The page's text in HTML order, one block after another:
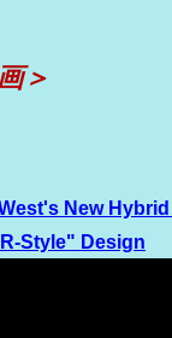
＞
New
Style" Design